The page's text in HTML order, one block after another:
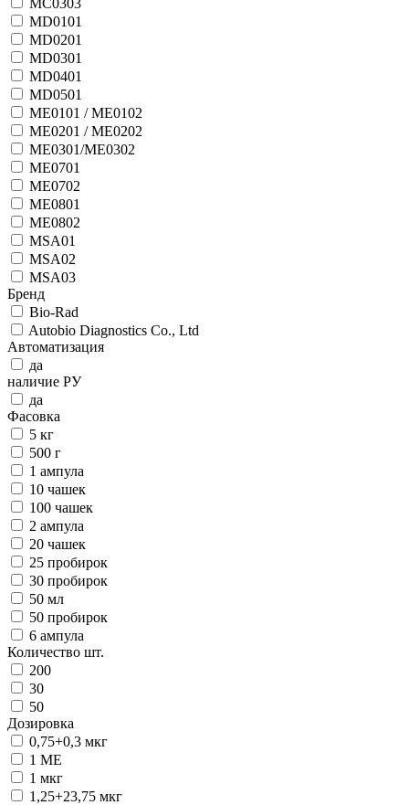
MD0101
MD0201
MD0301
MD0401
MD0501
ME0101 / ME0102
ME0201 / ME0202
ME0301/ME0302
ME0701
ME0702
ME0801
ME0802
MSA01
MSA02
MSA03
Бренд
Bio-Rad
Autobio Diagnostics Co., Ltd
Автоматизация
да
наличие РУ
да
Фасовка
5 кг
500 г
1 ампула
10 чашек
100 чашек
2 ампула
20 чашек
25 пробирок
30 пробирок
50 мл
50 пробирок
6 ампула
Количество шт.
200
30
50
Дозировка
0,75+0,3 мкг
1 ME
1 мкг
1,25+23,75 мкг